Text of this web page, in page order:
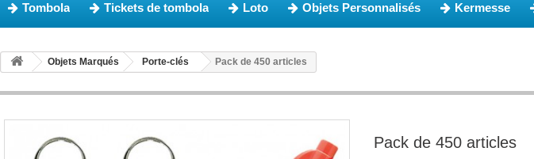
Tombola Tickets de tombola Loto Objets Personnalisés Kermesse
Objets Marqués Porte-clés Pack de 450 articles
Pack de 450 articles